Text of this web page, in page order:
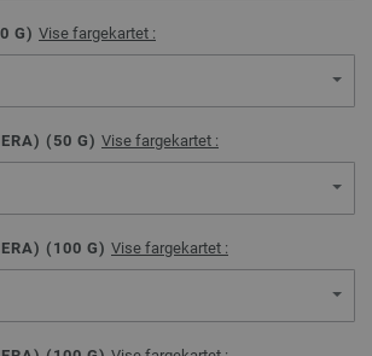
G) Vise fargekartet :
( 50 G) Vise fargekartet :
( 100 G) Vise fargekartet :